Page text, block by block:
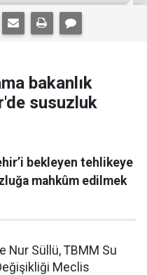
bakanlık
susuzluk
bekleyen tehlikeye
mahkûm edilmek
Nur Süllü, TBMM Su
Meclis